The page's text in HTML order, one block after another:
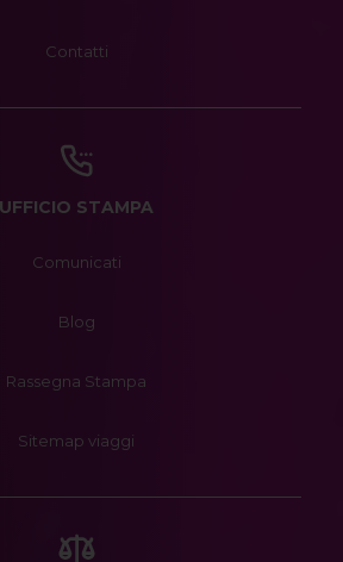
Contatti
UFFICIO STAMPA
Comunicati
Blog
Rassegna Stampa
Sitemap viaggi